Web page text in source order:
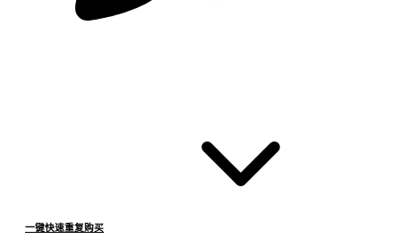
一键快速重复购买